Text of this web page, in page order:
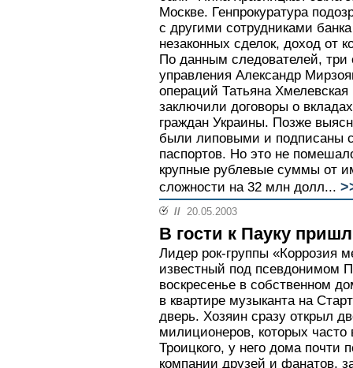
Москве. Генпрокуратура
с другими сотрудниками
незаконных сделок, доход от
По данным следователей, три
управления Александр
операций Татьяна
заключили договоры о
граждан Украины. Позже
были липовыми и подписаны
паспортов. Но это не
крупные рублевые суммы от
сложности на 32 млн долл...
// 20.05.2003
В гости к Пауку
Лидер рок-группы «Коррозия
известный под псевдонимом
воскресенье в собственном
в квартире музыканта на
дверь. Хозяин сразу открыл
милиционеров, которых
Троицкого, у него дома почти
компании друзей и фанатов,